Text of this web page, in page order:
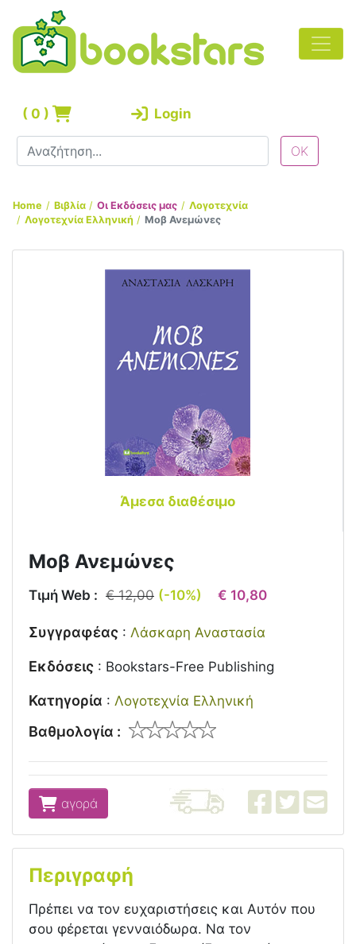
( 0 ) Login
Home Βιβλία Οι Εκδόσεις μας
Λογοτεχνία
Λογοτεχνία Ελληνική
Μοβ Ανεμώνες
Άμεσα διαθέσιμο
Μοβ Ανεμώνες
Τιμή Web : € 12,00 (-10%) € 10,80
Συγγραφέας : Λάσκαρη Αναστασία
Εκδόσεις : Bookstars-Free Publishing
Κατηγορία : Λογοτεχνία Ελληνική
Βαθμολογία :
αγορά
Περιγραφή
Πρέπει να τον ευχαριστήσεις και Αυτόν που
σου φέρεται γενναιόδωρα. Να τον